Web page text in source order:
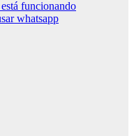
está funcionando
whatsapp